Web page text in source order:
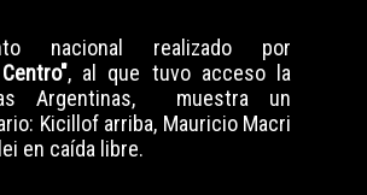
nacional realizado por
, al que tuvo acceso la
Argentinas, muestra un
Kicillof arriba, Mauricio Macri
en caída libre.